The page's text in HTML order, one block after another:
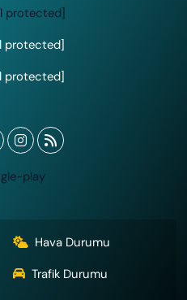
protected]
protected]
protected]
Hava Durumu
Trafik Durumu